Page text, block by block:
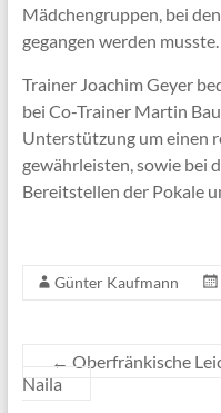
Mädchengruppen, bei
gegangen werden musste.
Trainer Joachim Geyer
bei Co-Trainer Martin
Unterstützung um einen
gewährleisten, sowie bei
Bereitstellen der Pokale
Günter Kaufmann
← Oberfränkische
Naila